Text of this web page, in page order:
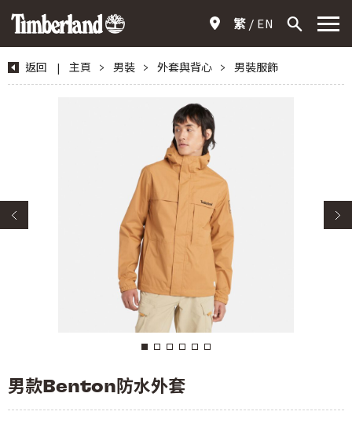
繁 EN
返回 | 主頁 > 男裝 > 外套與背心 > 男裝服飾
男款Benton防水外套